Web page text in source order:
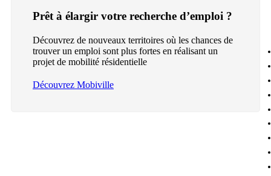
Prêt à élargir votre recherche d’emploi ?
Découvrez de nouveaux territoires où les chances de
trouver un emploi sont plus fortes en réalisant un
projet de mobilité résidentielle
Découvrez Mobiville